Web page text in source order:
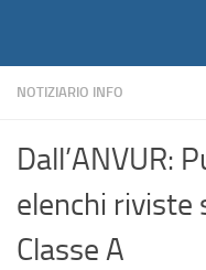
NOTIZIARIO INFO
Dall’ANVUR:
elenchi riviste
Classe A